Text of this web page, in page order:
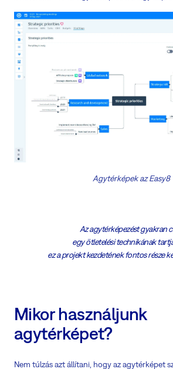
Agytérképek az Easy8
Az agytérképezést gyakran
egy ötletelési technikának
ez a projekt kezdetének fontos része
Mikor használjunk
agytérképet?
Nem túlzás azt állítani, hogy az agytérképet